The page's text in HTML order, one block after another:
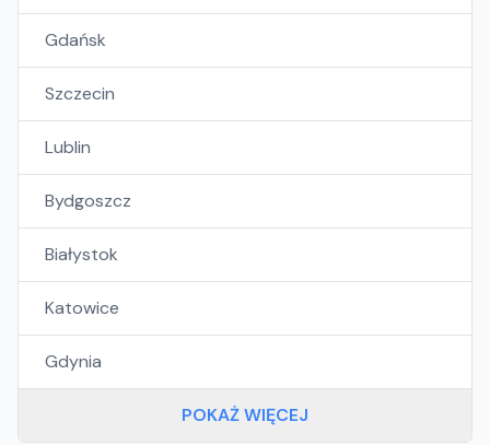
Gdańsk
Szczecin
Lublin
Bydgoszcz
Białystok
Katowice
Gdynia
POKAŻ WIĘCEJ